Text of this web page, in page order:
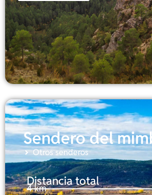
Sendero del
Otros senderos
Distancia total
4 km